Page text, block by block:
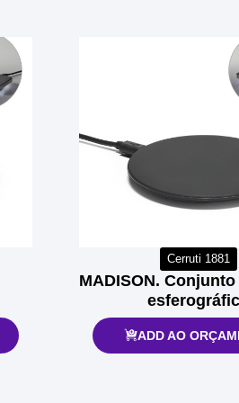
Cerruti 1881
MADISON.
ADD AO